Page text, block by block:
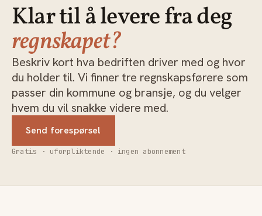
Klar til å levere fra deg
regnskapet?
Beskriv kort hva bedriften driver med og hvor
du holder til. Vi finner tre regnskapsførere som
passer din kommune og bransje, og du velger
hvem du vil snakke videre med.
Send forespørsel
Gratis · uforpliktende · ingen abonnement